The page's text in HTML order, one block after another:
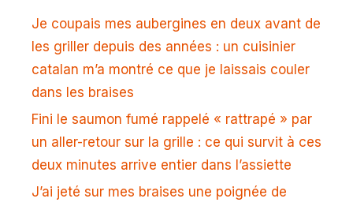
Je coupais mes aubergines en deux avant de
les griller depuis des années : un cuisinier
catalan m’a montré ce que je laissais couler
dans les braises
Fini le saumon fumé rappelé « rattrapé » par
un aller-retour sur la grille : ce qui survit à ces
deux minutes arrive entier dans l’assiette
J’ai jeté sur mes braises une poignée de